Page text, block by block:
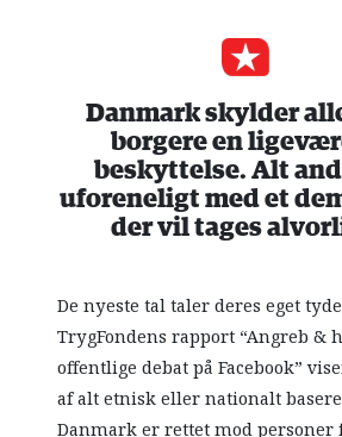
Danmark skylder
borgere en
beskyttelse. Alt
uforeneligt med et
der vil tages
De nyeste tal taler deres eget
TrygFondens rapport “Angreb &
offentlige debat på Facebook”
af alt etnisk eller nationalt
Danmark er rettet mod personer